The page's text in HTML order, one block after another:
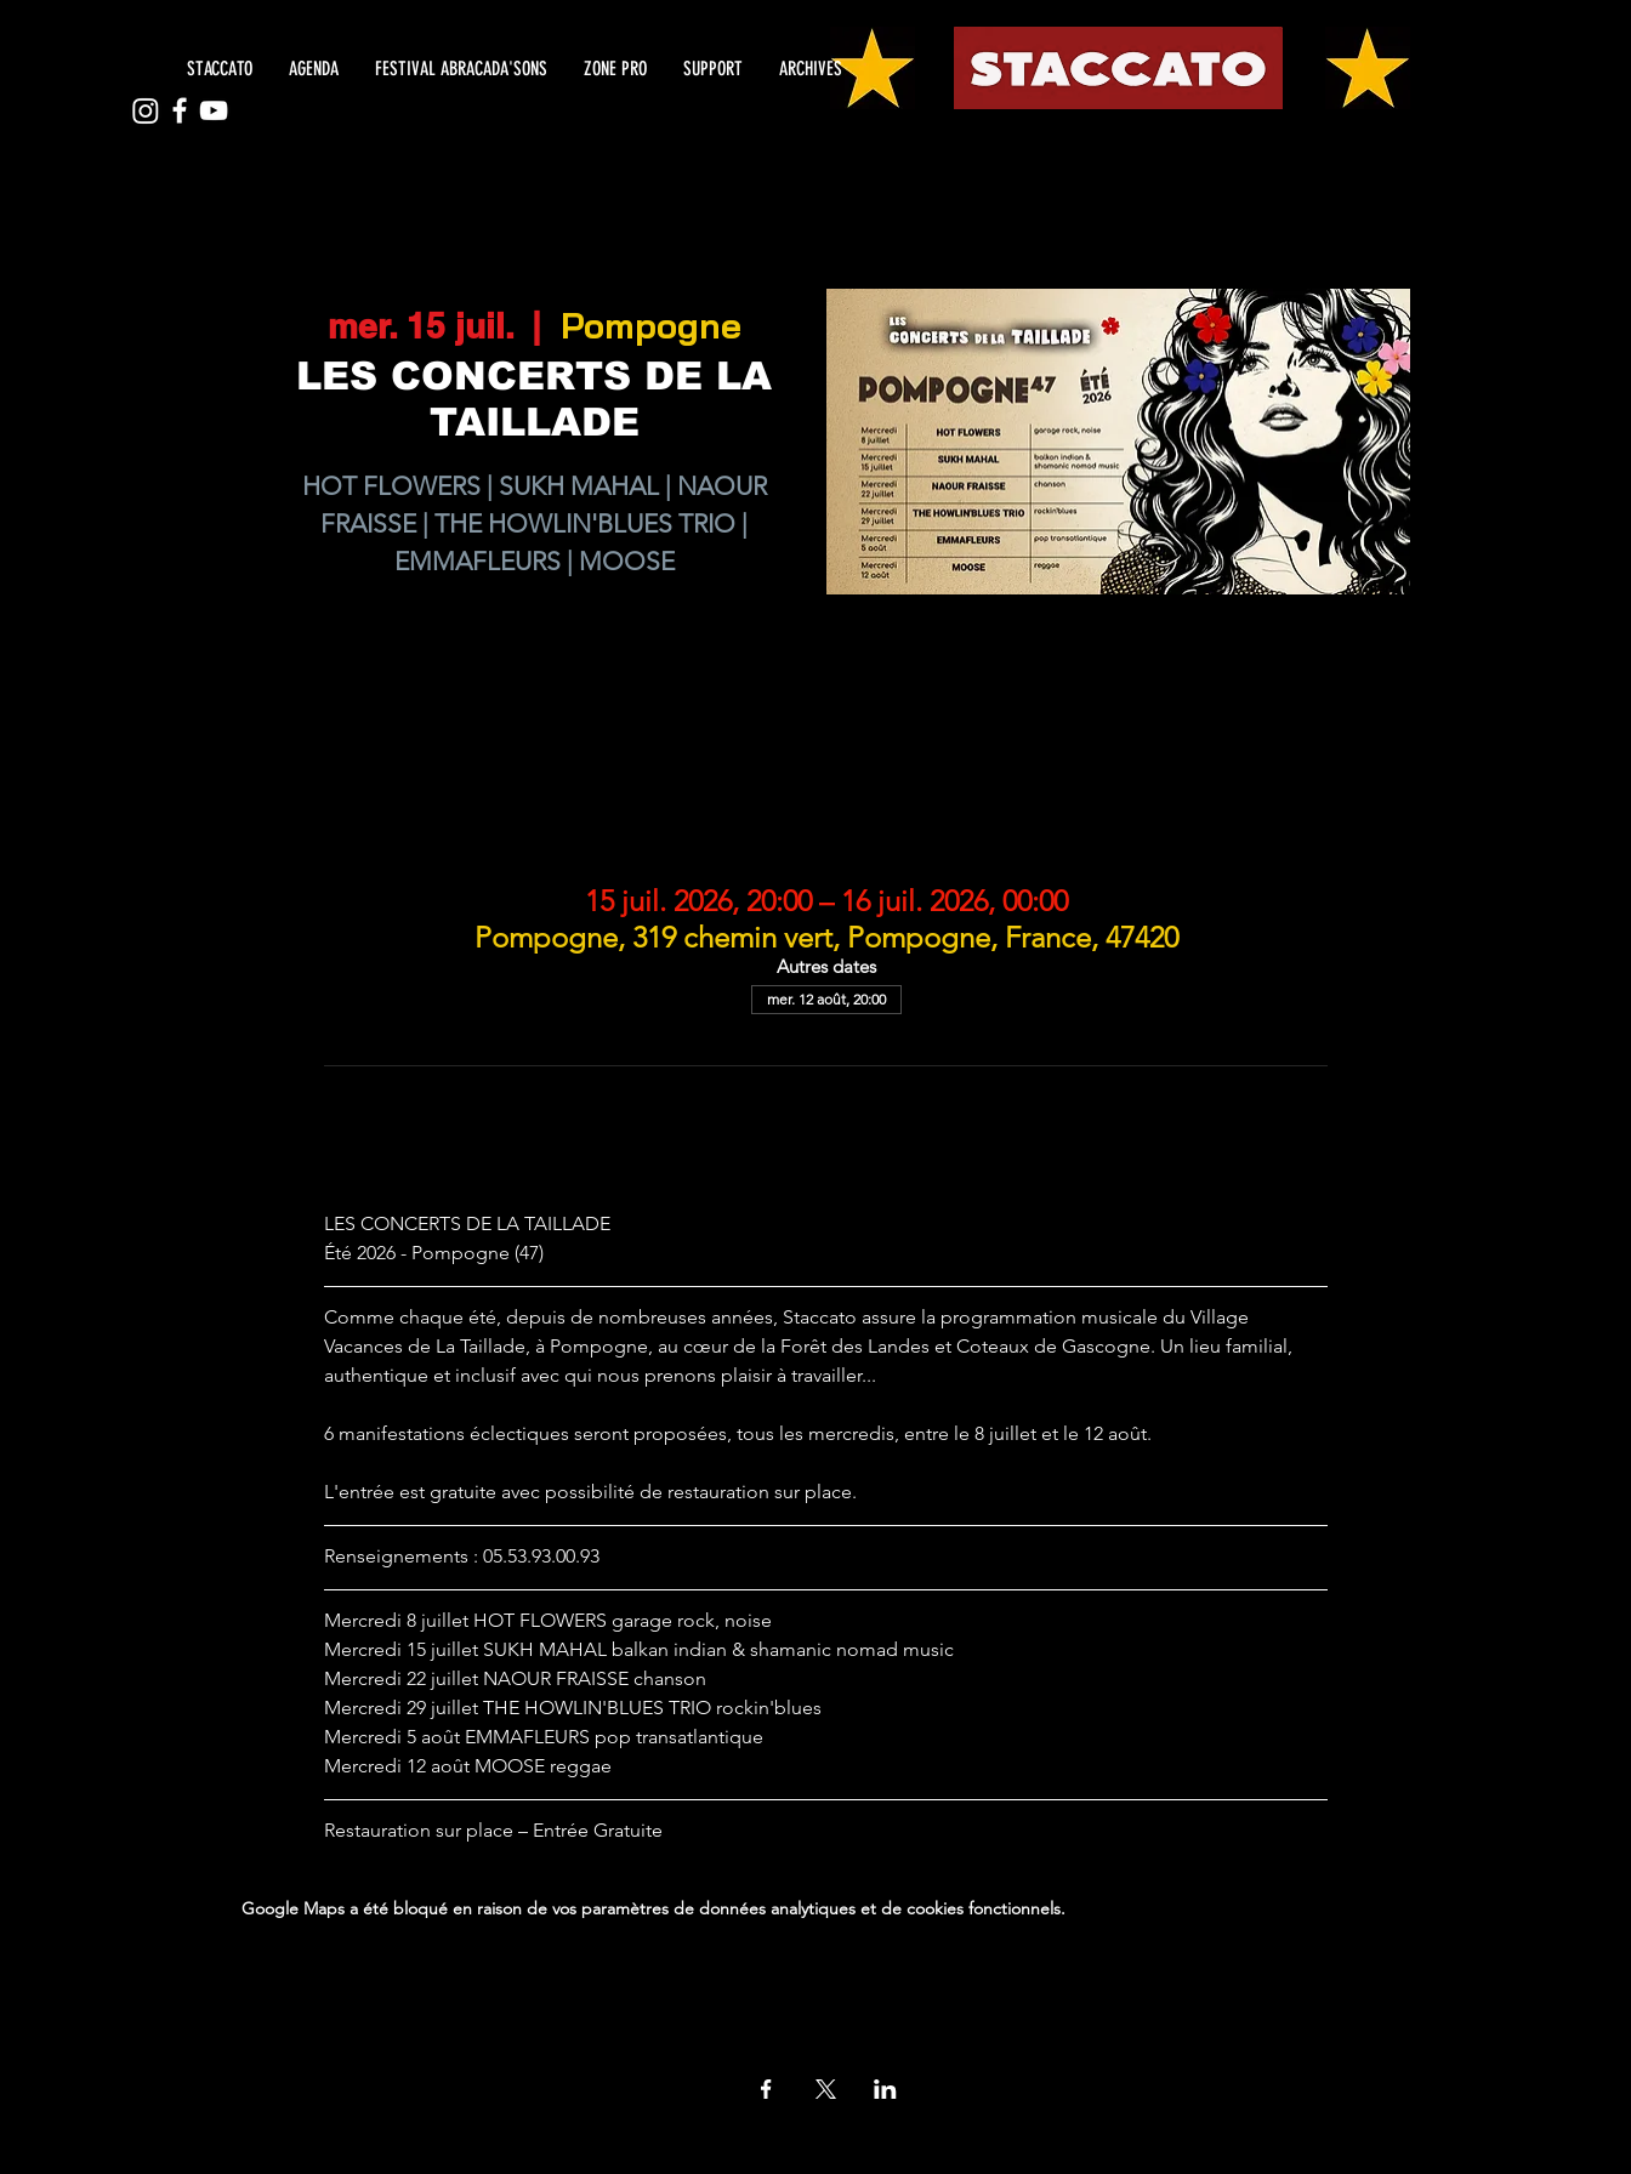
STACCATO AGENDA FESTIVAL ABRACADA'SONS ZONE PRO SUPPORT ARCHIVES
mer. 15 juil.
  |
Pompogne
LES CONCERTS DE LA
TAILLADE
HOT FLOWERS | SUKH MAHAL | NAOUR
FRAISSE | THE HOWLIN'BLUES TRIO |
EMMAFLEURS | MOOSE
15 juil. 2026, 20:00 – 16 juil. 2026, 00:00
Pompogne, 319 chemin vert, Pompogne, France, 47420
Autres dates
mer. 12 août, 20:00
LES CONCERTS DE LA TAILLADE
Été 2026 - Pompogne (47)
Comme chaque été, depuis de nombreuses années, Staccato assure la programmation musicale du Village
Vacances de La Taillade, à Pompogne, au cœur de la Forêt des Landes et Coteaux de Gascogne. Un lieu familial,
authentique et inclusif avec qui nous prenons plaisir à travailler...
6 manifestations éclectiques seront proposées, tous les mercredis, entre le 8 juillet et le 12 août.
L'entrée est gratuite avec possibilité de restauration sur place.
Renseignements : 05.53.93.00.93
Mercredi 8 juillet HOT FLOWERS garage rock, noise
Mercredi 15 juillet SUKH MAHAL balkan indian & shamanic nomad music
Mercredi 22 juillet NAOUR FRAISSE chanson
Mercredi 29 juillet THE HOWLIN'BLUES TRIO rockin'blues
Mercredi 5 août EMMAFLEURS pop transatlantique
Mercredi 12 août MOOSE reggae
Restauration sur place – Entrée Gratuite
Google Maps a été bloqué en raison de vos paramètres de données analytiques et de cookies fonctionnels.